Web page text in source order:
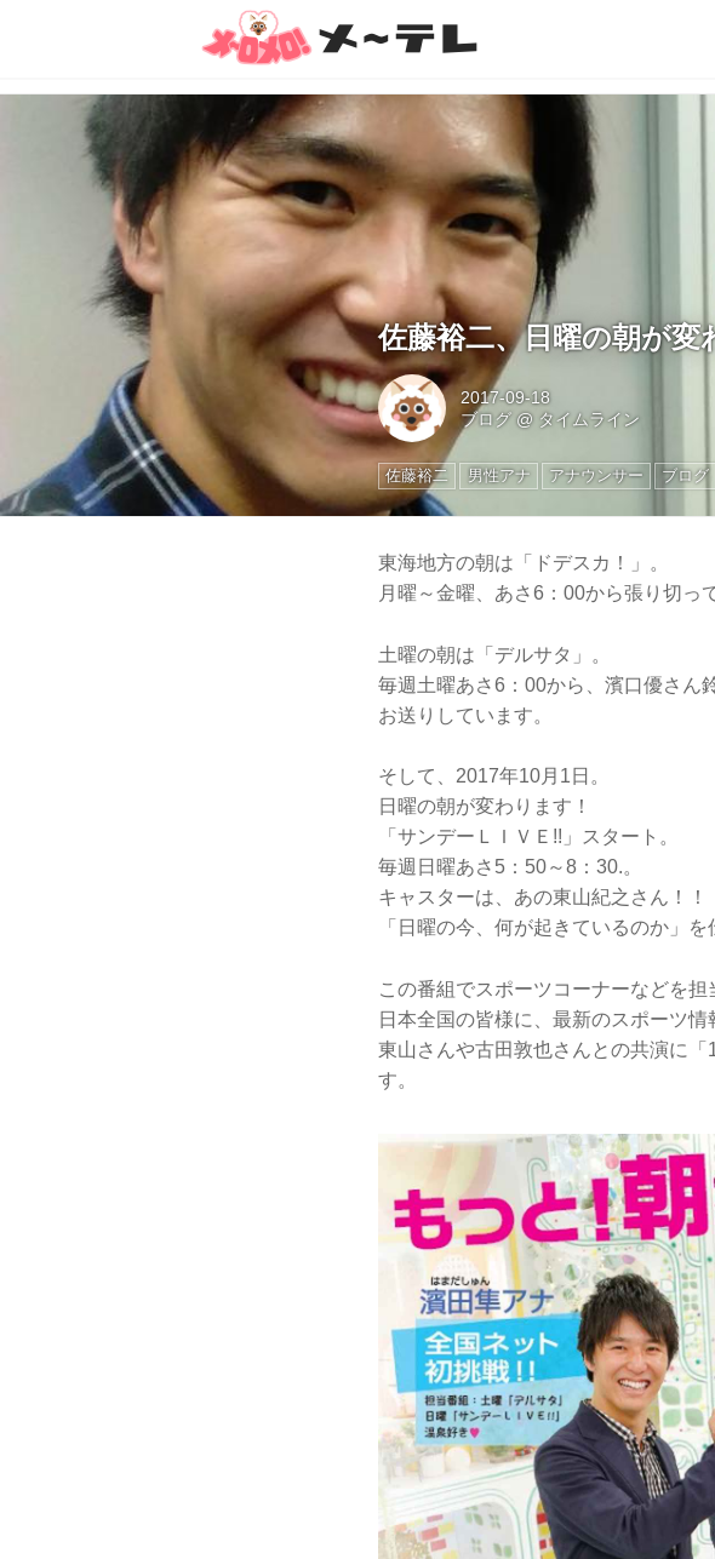
佐藤裕二、日曜の朝が変
2017-09-18
ブログ @ タイムライン
佐藤裕二 男性アナ アナウンサー ブログ
東海地方の朝は「ドデスカ！」。
月曜～金曜、あさ6：00から張り切っ
土曜の朝は「デルサタ」。
毎週土曜あさ6：00から、濱口優さん
お送りしています。
そして、2017年10月1日。
日曜の朝が変わります！
「サンデーＬＩＶＥ!!」スタート。
毎週日曜あさ5：50～8：30.。
キャスターは、あの東山紀之さん！！
「日曜の今、何が起きているのか」を
この番組でスポーツコーナーなどを
日本全国の皆様に、最新のスポーツ情
東山さんや古田敦也さんとの共演に
す。